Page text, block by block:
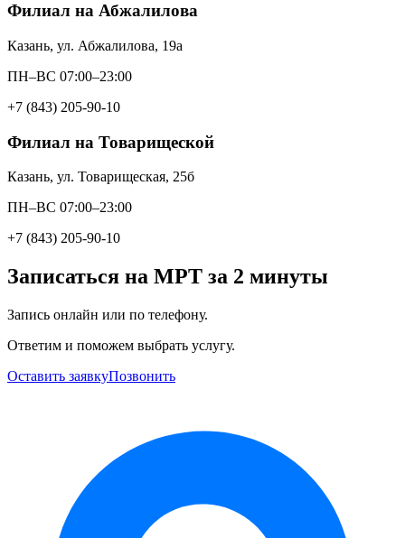
Филиал на Абжалилова
Казань, ул. Абжалилова, 19а
ПН–ВС 07:00–23:00
+7 (843) 205-90-10
Филиал на Товарищеской
Казань, ул. Товарищеская, 25б
ПН–ВС 07:00–23:00
+7 (843) 205-90-10
Записаться на МРТ за 2 минуты
Запись онлайн или по телефону.
Ответим и поможем выбрать услугу.
Оставить заявкуПозвонить